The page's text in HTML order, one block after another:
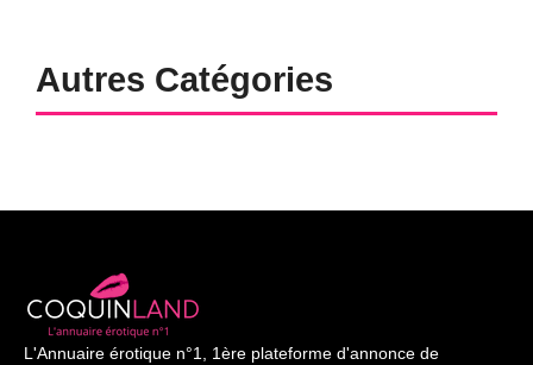
Autres Catégories
L'Annuaire érotique n°1, 1ère plateforme d'annonce de